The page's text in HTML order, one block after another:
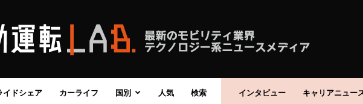
自
イドシェア カーライフ 国別 人気 検索 インタビュー キャリアニュー